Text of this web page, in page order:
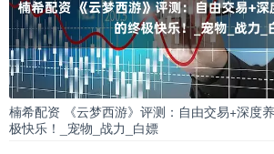
楠希配资 《云梦西游》评测：自由交易+深度
极快乐！_宠物_战力_白嫖